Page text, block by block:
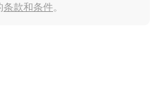
条款和条件。